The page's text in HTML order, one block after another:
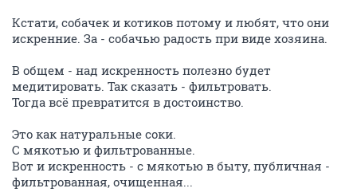
Кстати, собачек и котиков потому и любят, что они
искренние. За - собачью радость при виде хозяина.
В общем - над искренность полезно будет
медитировать. Так сказать - фильтровать.
Тогда всё превратится в достоинство.
Это как натуральные соки.
С мякотью и фильтрованные.
Вот и искренность - с мякотью в быту, публичная -
фильтрованная, очищенная...